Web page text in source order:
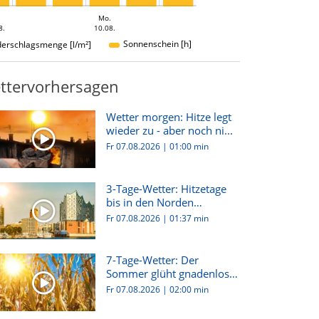
Mo.
10.08.
[l/m²] Sonnenschein [h]
Wetter morgen: Hitze legt
wieder zu - aber noch ni...
Fr 07.08.2026 |01:00 min
3-Tage-Wetter: Hitzetage
bis in den Norden
Deutsch...
Fr 07.08.2026 |01:37 min
7-Tage-Wetter: Der
Sommer glüht gnadenlos
weiter!
Fr 07.08.2026 |02:00 min